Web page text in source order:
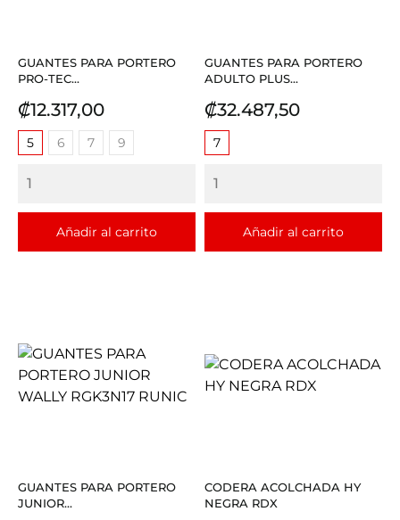
GUANTES PARA PORTERO
PRO-TEC...
Precio
₡12.317,00
5 6 7 9
Añadir al carrito
GUANTES PARA PORTERO
ADULTO PLUS...
Precio
₡32.487,50
7
Añadir al carrito
GUANTES PARA PORTERO
JUNIOR...
CODERA ACOLCHADA HY
NEGRA RDX